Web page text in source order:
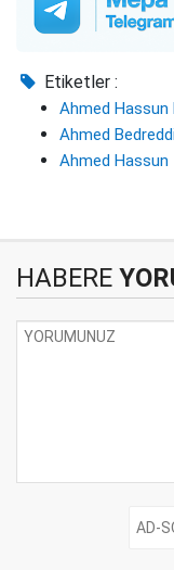
Etiketler :
Ahmed Hassun
Ahmed
Ahmed Hassun
HABERE